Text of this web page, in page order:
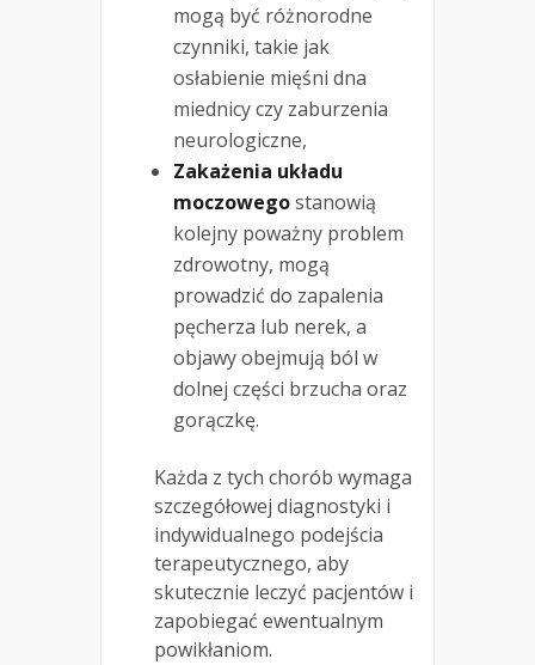
mogą być różnorodne
czynniki, takie jak
osłabienie mięśni dna
miednicy czy zaburzenia
neurologiczne,
Zakażenia układu
moczowegostanowią
kolejny poważny problem
zdrowotny, mogą
prowadzić do zapalenia
pęcherza lub nerek, a
objawy obejmują ból w
dolnej części brzucha oraz
gorączkę.
Każda z tych chorób wymaga
szczegółowej diagnostyki i
indywidualnego podejścia
terapeutycznego, aby
skutecznie leczyć pacjentów i
zapobiegać ewentualnym
powikłaniom.